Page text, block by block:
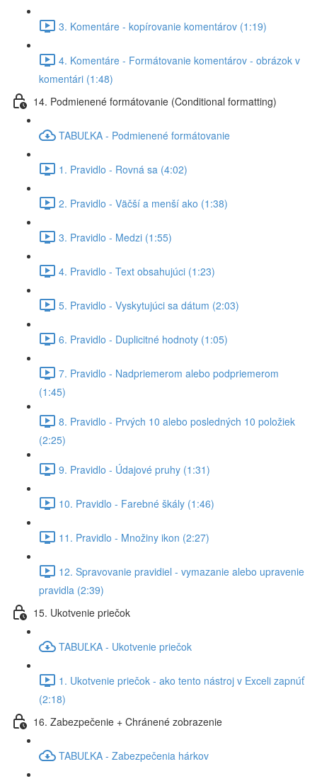
3. Komentáre - kopírovanie komentárov (1:19)
4. Komentáre - Formátovanie komentárov - obrázok v
komentári (1:48)
14. Podmienené formátovanie (Conditional formatting)
TABUĽKA - Podmienené formátovanie
1. Pravidlo - Rovná sa (4:02)
2. Pravidlo - Väčší a menší ako (1:38)
3. Pravidlo - Medzi (1:55)
4. Pravidlo - Text obsahujúci (1:23)
5. Pravidlo - Vyskytujúci sa dátum (2:03)
6. Pravidlo - Duplicitné hodnoty (1:05)
7. Pravidlo - Nadpriemerom alebo podpriemerom
(1:45)
8. Pravidlo - Prvých 10 alebo posledných 10 položiek
(2:25)
9. Pravidlo - Údajové pruhy (1:31)
10. Pravidlo - Farebné škály (1:46)
11. Pravidlo - Množiny ikon (2:27)
12. Spravovanie pravidiel - vymazanie alebo upravenie
pravidla (2:39)
15. Ukotvenie priečok
TABUĽKA - Ukotvenie priečok
1. Ukotvenie priečok - ako tento nástroj v Exceli zapnúť
(2:18)
16. Zabezpečenie + Chránené zobrazenie
TABUĽKA - Zabezpečenia hárkov